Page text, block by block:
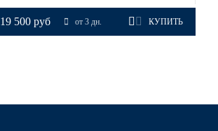
19 500 руб от 3 дн. КУПИТЬ